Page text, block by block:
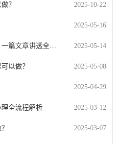
2025-10-22
？
2025-05-16
2025-05-14
篇文章讲透全…
2025-05-08
以做？
2025-04-29
2025-03-12
全流程解析
2025-03-07